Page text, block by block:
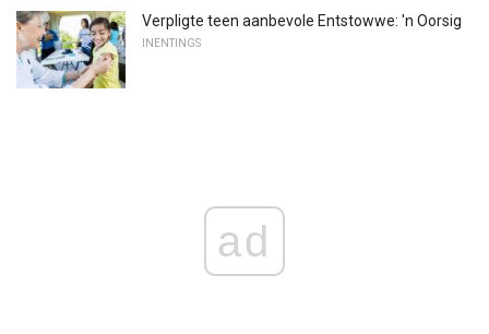
Verpligte teen aanbevole Entstowwe: 'n Oorsig
INENTINGS
ad